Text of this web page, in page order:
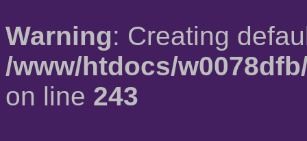
Warning: Creating
/www/htdocs/
on line 243